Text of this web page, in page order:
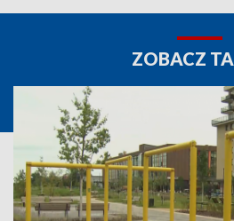
ZOBACZ